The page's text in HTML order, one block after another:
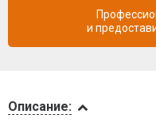
Описание:
и